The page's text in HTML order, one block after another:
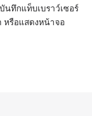
นทึกแท็บเบราว์เซอร์
หรือแสดงหน้าจอ